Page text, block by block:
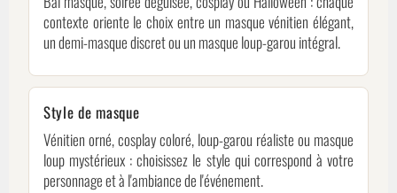
contexte oriente le choix entre un masque vénitien élégant,
un demi-masque discret ou un masque loup-garou intégral.
Style de masque
Vénitien orné, cosplay coloré, loup-garou réaliste ou masque
loup mystérieux : choisissez le style qui correspond à votre
personnage et à l'ambiance de l'événement.